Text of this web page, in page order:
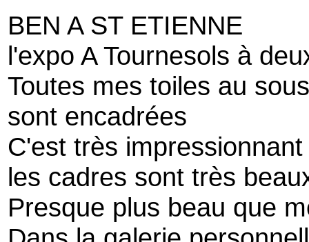
BEN A ST ETIENNE
l'expo A Tournesols à
Toutes mes toiles au
sont encadrées
C'est très impressionnant
les cadres sont très
Presque plus beau que